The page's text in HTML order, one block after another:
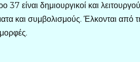
37 είναι δημιουργικοί και
και συμβολισμούς. Έλκονται από